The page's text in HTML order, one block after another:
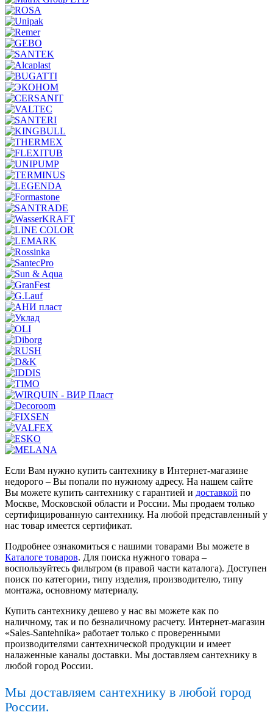
Если Вам нужно купить сантехнику в Интернет-магазине
недорого – Вы попали по нужному адресу. На нашем сайте
Вы можете купить сантехнику с гарантией и доставкой по
Москве, Московской области и России. Мы продаем только
сертифицированную сантехнику. На любой представленный у
нас товар имеется сертификат.
Подробнее ознакомиться с нашими товарами Вы можете в
Каталоге товаров. Для поиска нужного товара –
воспользуйтесь фильтром (в правой части каталога). Доступен
поиск по категории, типу изделия, производителю, типу
монтажа, основному материалу.
Купить сантехнику дешево у нас вы можете как по
наличному, так и по безналичному расчету. Интернет-магазин
«Sales-Santehnika» работает только с проверенными
производителями сантехнической продукции и имеет
налаженные каналы доставки. Мы доставляем сантехнику в
любой город России.
Мы доставляем сантехнику в любой город
России.